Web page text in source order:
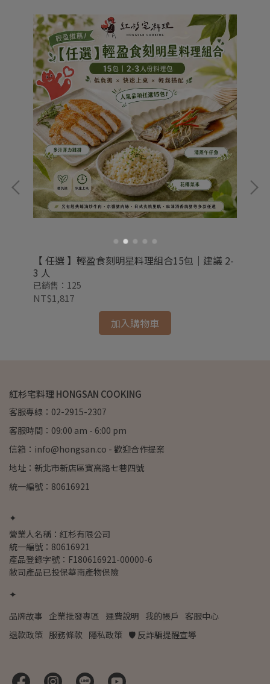
【 任選 】輕盈食刻明星料理組合15包｜建議 2-
3 人
已銷售：125
NT$1,817
加入購物車
紅杉宅料理 HONGSAN COOKING
客服專線：02-2915-2307
客服時間：09:00 am - 6:00 pm
信箱：info@hongsan.co - 歡迎合作提案
地址：新北市新店區寶高路七巷四號
統一編號：80616921
✦
營業人名稱：紅杉有限公司
統一編號：80616921
產品登錄字號：F180616921-00000-6
敝司產品已投保華南產物保險
✦
品牌故事 企業批發專區 運費說明 我的帳戶
客服中心
退款政策 服務條款 隱私政策 🛡️ 反詐騙提醒宣導